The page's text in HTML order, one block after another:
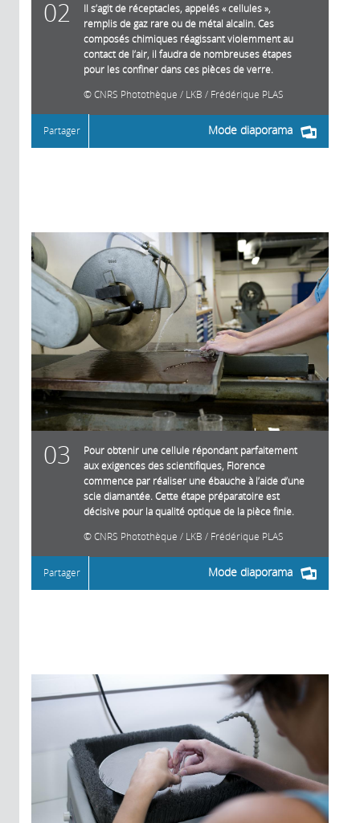
02
Il s’agit de réceptacles, appelés « cellules »,
remplis de gaz rare ou de métal alcalin. Ces
composés chimiques réagissant violemment au
contact de l’air, il faudra de nombreuses étapes
pour les confiner dans ces pièces de verre.
CNRS Photothèque / LKB / Frédérique PLAS
Mode diaporama
Partager
03
Pour obtenir une cellule répondant parfaitement
aux exigences des scientifiques, Florence
commence par réaliser une ébauche à l’aide d’une
scie diamantée. Cette étape préparatoire est
décisive pour la qualité optique de la pièce finie.
CNRS Photothèque / LKB / Frédérique PLAS
Mode diaporama
Partager